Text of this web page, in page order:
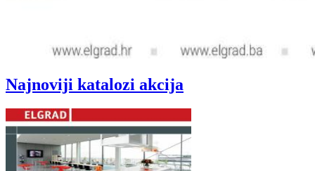
Najnoviji katalozi akcija